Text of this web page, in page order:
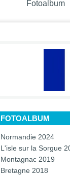
Fotoalbum
FOTOALBUM
Normandie 2024
L'isle sur la Sorgue
Montagnac 2019
Bretagne 2018